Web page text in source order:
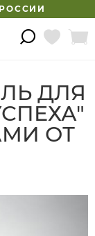
ДЛЯ
ОТ